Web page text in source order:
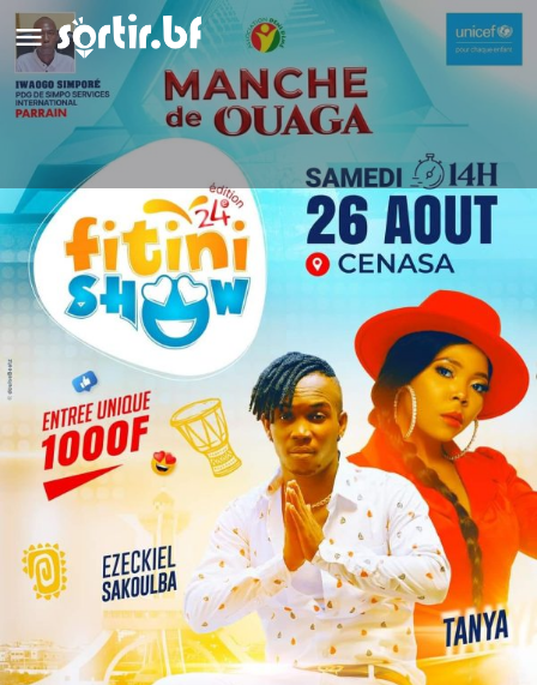
Fitini Show : Manche de
Ouagadougou
Détails Avis 0
Laisser un avis Ajouter aux favoris
Description
Fitini Show à Ouagadougou ! Le Samedi 26 Août 2023, une
expérience inoubliable au CENASA, où les sons et les lumières
du Fitini Show vous feront vibrer, danser et célébrer avec les
enfants en liesse.
C'est un événement à ne manquer sous aucun prétexte ! En
vedette, les talents exceptionnels de Tanya et Ezeckiel